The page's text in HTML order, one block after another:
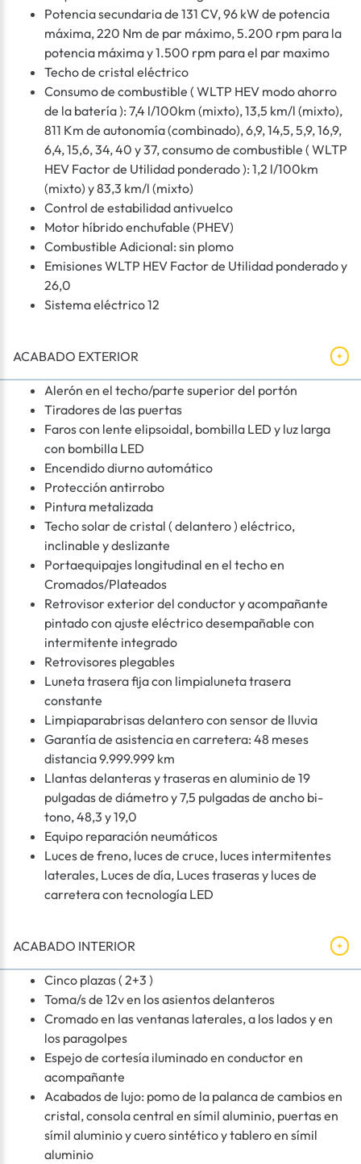
Potencia secundaria de 131 CV, 96 kW de potencia
máxima, 220 Nm de par máximo, 5.200 rpm para la
potencia máxima y 1.500 rpm para el par maximo
Techo de cristal eléctrico
Consumo de combustible ( WLTP HEV modo ahorro
de la batería ): 7,4 l/100km (mixto), 13,5 km/l (mixto),
811 Km de autonomía (combinado), 6,9, 14,5, 5,9, 16,9,
6,4, 15,6, 34, 40 y 37, consumo de combustible ( WLTP
HEV Factor de Utilidad ponderado ): 1,2 l/100km
(mixto) y 83,3 km/l (mixto)
Control de estabilidad antivuelco
Motor híbrido enchufable (PHEV)
Combustible Adicional: sin plomo
Emisiones WLTP HEV Factor de Utilidad ponderado y
26,0
Sistema eléctrico 12
ACABADO EXTERIOR
Alerón en el techo/parte superior del portón
Tiradores de las puertas
Faros con lente elipsoidal, bombilla LED y luz larga
con bombilla LED
Encendido diurno automático
Protección antirrobo
Pintura metalizada
Techo solar de cristal ( delantero ) eléctrico,
inclinable y deslizante
Portaequipajes longitudinal en el techo en
Cromados/Plateados
Retrovisor exterior del conductor y acompañante
pintado con ajuste eléctrico desempañable con
intermitente integrado
Retrovisores plegables
Luneta trasera fija con limpialuneta trasera
constante
Limpiaparabrisas delantero con sensor de lluvia
Garantía de asistencia en carretera: 48 meses
distancia 9.999.999 km
Llantas delanteras y traseras en aluminio de 19
pulgadas de diámetro y 7,5 pulgadas de ancho bi-
tono, 48,3 y 19,0
Equipo reparación neumáticos
Luces de freno, luces de cruce, luces intermitentes
laterales, Luces de día, Luces traseras y luces de
carretera con tecnología LED
ACABADO INTERIOR
Cinco plazas ( 2+3 )
Toma/s de 12v en los asientos delanteros
Cromado en las ventanas laterales, a los lados y en
los paragolpes
Espejo de cortesía iluminado en conductor en
acompañante
Acabados de lujo: pomo de la palanca de cambios en
cristal, consola central en símil aluminio, puertas en
símil aluminio y cuero sintético y tablero en símil
aluminio